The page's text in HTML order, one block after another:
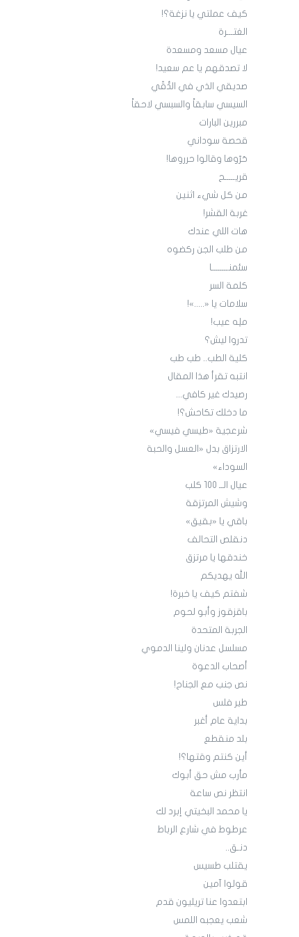
كيف عملتي يا نزغة؟!
الغتـــرة
عيال مسعد ومسعدة
لا تصدقهم يا عم سعيد!
صديقي الذي في الدُّقّي
السيسي سابقاً والسبسي لاحقاً
مبررين البارات
قحصة سوداني
حَرّوها وقالوا حرروها!
قريـــــح
من كل شيء اثنين
غربة القشر!
هات اللي عندك
من طلب الجن ركضوه
سئمنــــــــا
كلمة السر
سلامات يا «.....»!
ملِه عيب!
تدروا ليش؟
كلية الطب.. طب طب
انتبه تقرأ هذا المقال
رصيدك غير كافي...
ما دخلك تكاحش؟!
شرعجية «طيسي فيسي»
الارتزاق بدل «العسل والحبة
السوداء»
عيال الــ 100 كلب
وشيش المرتزقة
باقي يا «بقيق»
دنقلص التحالف
خندقها يا مرتزق
الله يهديكم
شفتم كيف يا خبرة!
باقزقوز وأبو لحوم
الجربة المتحدة
مسلسل عدنان ولينا الدموي
أصحاب الدعوة
نص جنب مع الجناح!
طير فلس
بداية عام أغبر
بلد منقطع
أين كنتم وقتها؟!
مأرب مش حق أبوك
انتظر نص ساعة
يا محمد البخيتي إبرد لك
عرطوط في شارع الرباط
دنـق..
يقتلب طسيس
قولوا آمين
ابتعدوا عنا تريليون قدم
شعب يعجبه اللمس